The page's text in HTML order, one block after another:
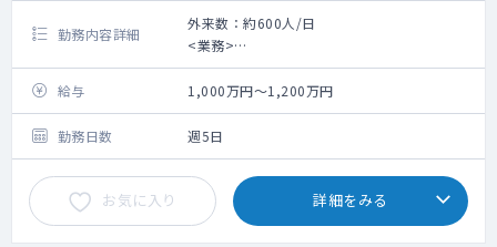
勤務内容詳細
外来数：約600人/日
<業務>
■外来 ：担当コマ数は相談 外来数 約
600人/日
■病棟 ：受け持ち患者数 30～50人（回
復期リハ）
給与 1,000万円～1,200万円
勤務日数 週5日
お気に入り 詳細をみる